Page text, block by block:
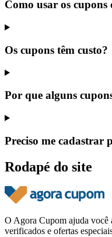
Como usar os cupons
Os cupons têm custo?
Por que alguns
Preciso me cadastrar
Rodapé do site
O Agora Cupom ajuda você
verificados e ofertas